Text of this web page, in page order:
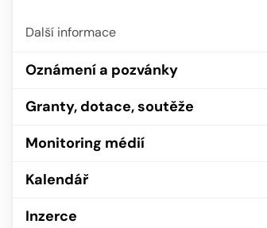
Další informace
Oznámení a pozvánky
Granty, dotace, soutěže
Monitoring médií
Kalendář
Inzerce